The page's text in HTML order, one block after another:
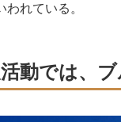
われている。
動では、